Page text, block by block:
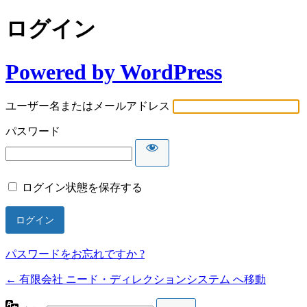
ログイン
Powered by WordPress
ユーザー名またはメールアドレス
パスワード
ログイン状態を保存する
パスワードをお忘れですか ?
← 有限会社 ニード・ディレクションシステム へ移動